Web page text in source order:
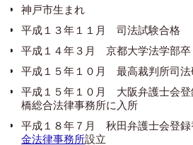
神戸市生まれ
平成１３年１１月 司法試験合格
平成１４年３月 京都大学法学部卒
平成１５年１０月 最高裁判所司法
平成１５年１０月 大阪弁護士会登
橋総合法律事務所に入所
平成１８年７月 秋田弁護士会登録
金法律事務所設立